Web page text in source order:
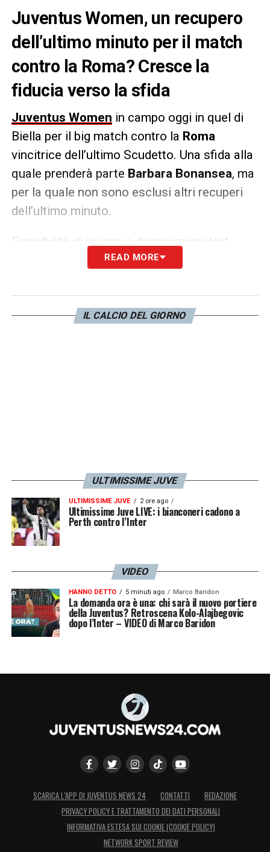
Juventus Women, un recupero
dell’ultimo minuto per il match
contro la Roma? Cresce la
fiducia verso la sfida
Juventus Women in campo oggi in quel di
Biella per il big match contro la Roma
vincitrice dell’ultimo Scudetto. Una sfida alla
quale prenderà parte Barbara Bonansea, ma
per la quale non sono esclusi altri recuperi
dell’ultimo minuto.
Possibilità di riavere a disposizione last
Peyraud-Magnin, Cantore e Garbino
Gunnarsdottir che Cafferata.
READ MORE
IL CALCIO DEL GIORNO
ULTIMISSIME JUVE
ULTIMISSIME JUVE 2 ore ago
Ultimissime Juve LIVE: i bianconeri cadono a
Perth contro l’Inter
VIDEO
HANNO DETTO 5 minuti ago Marco Baridon
La domanda ora è una: chi sarà il nuovo portiere
della Juventus? Retroscena Kolo-Alajbegovic
dopo l’Inter – VIDEO di Marco Baridon
SCARICA L’APP DI JUVENTUS NEWS 24 CONTATTI
REDAZIONE
PRIVACY POLICY E TRATTAMENTO DEI DATI PERSONALI
INFORMATIVA ESTESA SUI COOKIE (COOKIE POLICY)
NETWORK SPORT REVIEW